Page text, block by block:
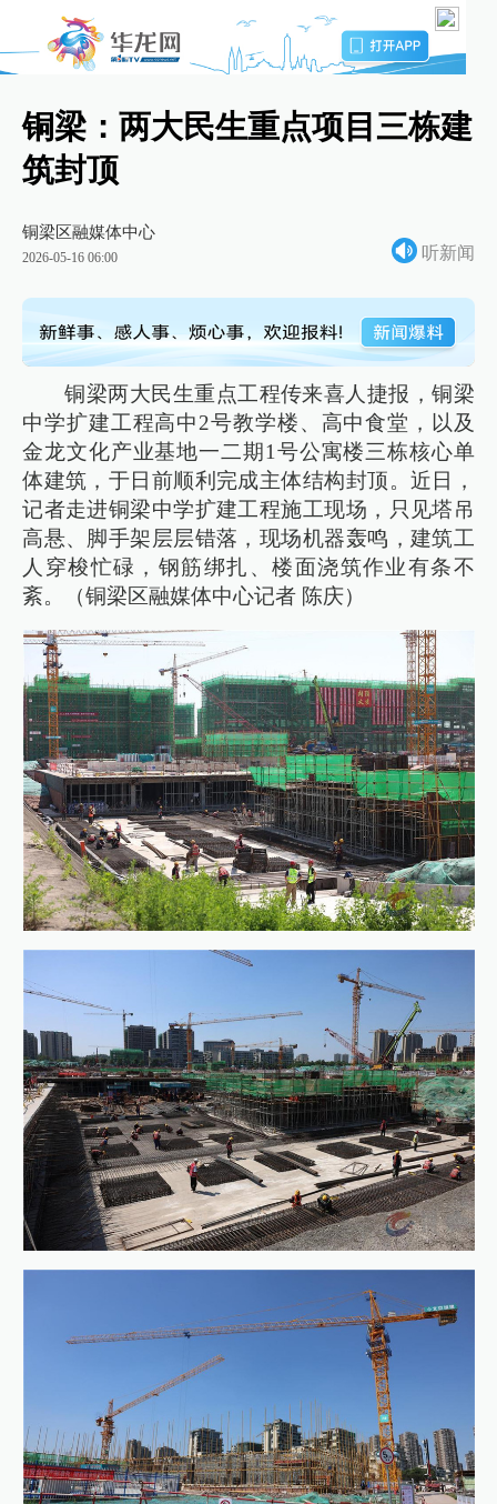
铜梁：两大民生重点项目三栋建
筑封顶
铜梁区融媒体中心
2026-05-16 06:00 听新闻
铜梁两大民生重点工程传来喜人捷报，铜梁
中学扩建工程高中2号教学楼、高中食堂，以及
金龙文化产业基地一二期1号公寓楼三栋核心单
体建筑，于日前顺利完成主体结构封顶。近日，
记者走进铜梁中学扩建工程施工现场，只见塔吊
高悬、脚手架层层错落，现场机器轰鸣，建筑工
人穿梭忙碌，钢筋绑扎、楼面浇筑作业有条不
紊。（铜梁区融媒体中心记者 陈庆）